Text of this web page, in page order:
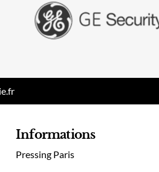
Informations
Pressing Paris